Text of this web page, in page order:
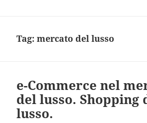
Tag:mercato del lusso
e-Commerce nel
del lusso. Shopping
lusso.